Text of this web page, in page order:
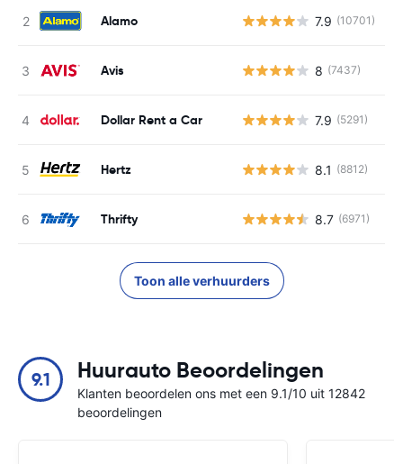
Alamo 7.9 (10701)
Avis 8 (7437)
Dollar Rent a Car 7.9 (5291)
Hertz 8.1 (8812)
Thrifty 8.7 (6971)
Toon alle verhuurders
9.1 Huurauto Beoordelingen
Klanten beoordelen ons met een 9.1/10 uit 12842
beoordelingen